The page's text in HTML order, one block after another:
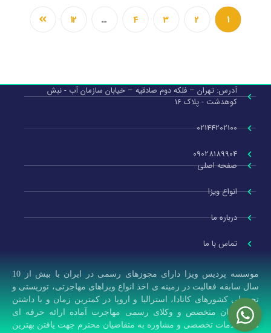
1
2
3
4
…
12
آدرس: تهران – فلکه دوم صادقیه – خیابان سازمان آب - نبش
کوهدشت - پلاک 16
02144202100
09028189904
صفحه اصلی
انواع ویزا
درباره ما
تماس با ما
موسسه پردیس ویزا دارای مجوزهای رسمی در ایران با بیش از 10
سال سابقه فعالیت در زمینه ی اخذ انواع ویزاهای مهاجرتی، توریستی و
تحصیلی کشورهای کانادا، استرالیا و اروپا در کمترین زمان و با داشتن
کارشناسان متخصص و وکلای رسمی مهاجرت آماده ارائه حرفه ای
ترین خدمات تخصصی و مشاوره به متقاضیان محترم جهت یافتن بهترین